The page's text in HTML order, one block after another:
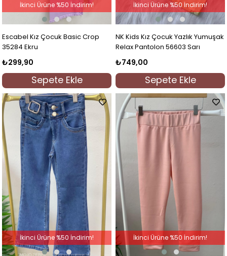
Escabel Kız Çocuk Basic Crop
35284 Ekru
₺299,90
Sepete Ekle
İkinci Ürüne %50 İndirim!
NK Kids Kız Çocuk Yazlık Yumuşak
Relax Pantolon 56603 Sarı
₺749,00
Sepete Ekle
İkinci Ürüne %50 İndirim!
İkinci Ürüne %50 İndirim! İkinci Ürüne %50 İndirim!